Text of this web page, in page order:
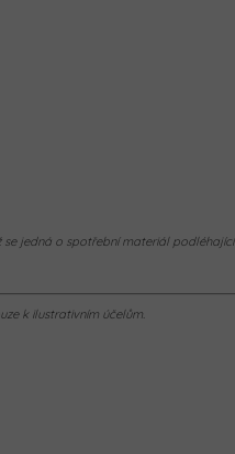
jedná o spotřební materiál podléhající
k ilustrativním účelům.